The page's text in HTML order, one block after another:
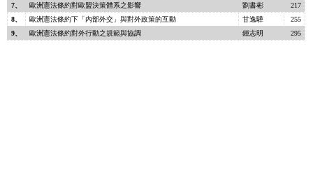
7、
歐洲憲法條約對歐盟決策體系之影響 劉書彬
217
8、
歐洲憲法條約下「內部外交」與對外政策的互動 甘逸驊
255
9、
歐洲憲法條約對外行動之規範與協調 鍾志明 295